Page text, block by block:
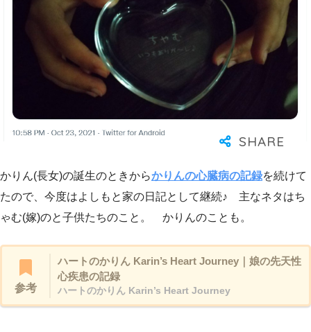
かりん(長女)の誕生のときからかりんの心臓病の記録を続けて
たので、今度はよしもと家の日記として継続♪ 主なネタはち
ゃむ(嫁)のと子供たちのこと。 かりんのことも。
参考
ハートのかりん Karin’s Heart Journey｜娘の先天性
心疾患の記録
ハートのかりん Karin’s Heart Journey